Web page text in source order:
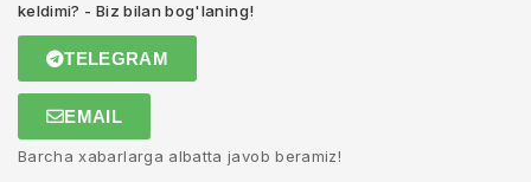
keldimi? - Biz bilan bog'laning!
TELEGRAM
EMAIL
Barcha xabarlarga albatta javob beramiz!